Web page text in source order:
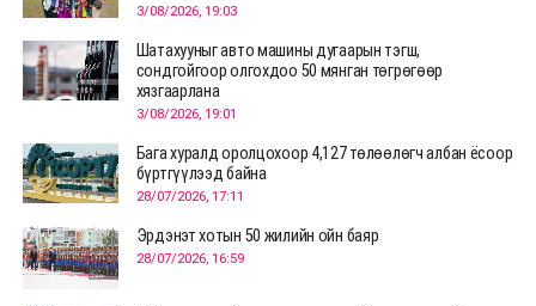
3/08/2026, 19:03
Шатахууныг авто машины дугаарын тэгш,
сондгойгоор олгохдоо 50 мянган төгрөгөөр
хязгаарлана
3/08/2026, 19:01
Бага хуралд оролцохоор 4,127 төлөөлөгч албан ёсоор
бүртгүүлээд байна
28/07/2026, 17:11
Эрдэнэт хотын 50 жилийн ойн баяр
28/07/2026, 16:59